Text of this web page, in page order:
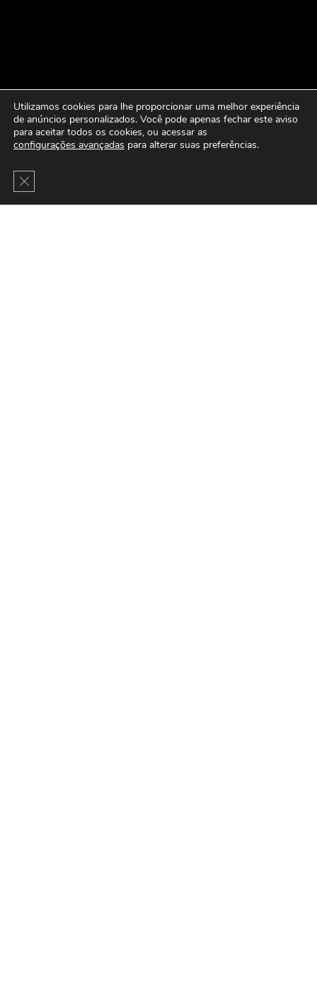
Utilizamos cookies para lhe proporcionar uma melhor experiência
de anúncios personalizados. Você pode apenas fechar este aviso
para aceitar todos os cookies, ou acessar as
configurações avançadas para alterar suas preferências.
Close GDPR Cookie Banner